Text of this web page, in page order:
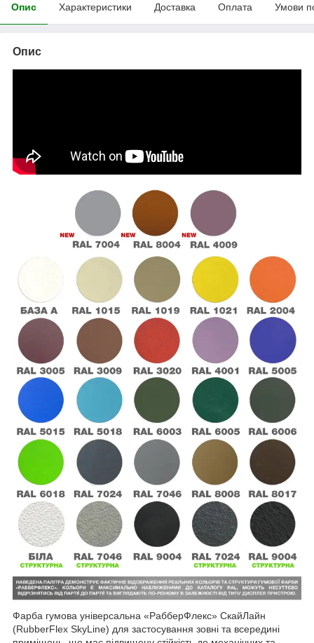
Опис Характеристики Доставка Оплата Умови
Опис
Фарба гумова універсальна «РабберФлекс» СкайЛайн
(RubberFlex SkyLine) для застосування зовні та всередині